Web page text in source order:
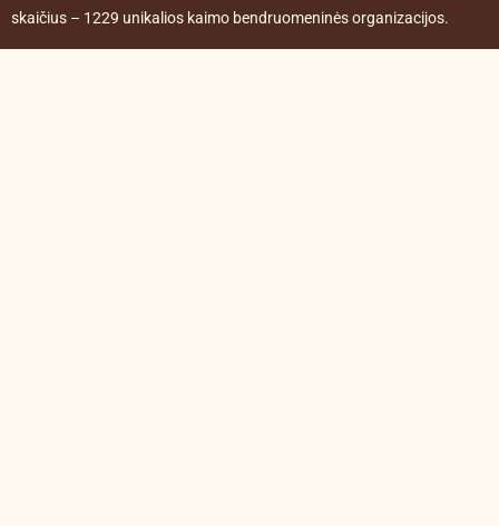
skaičius – 1229 unikalios kaimo bendruomeninės organizacijos.